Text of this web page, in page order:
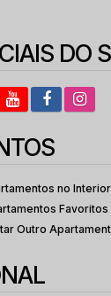
DO
no Interior
Favoritos
Outro